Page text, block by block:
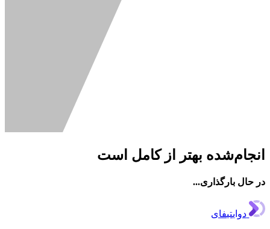
بهتر از کامل است